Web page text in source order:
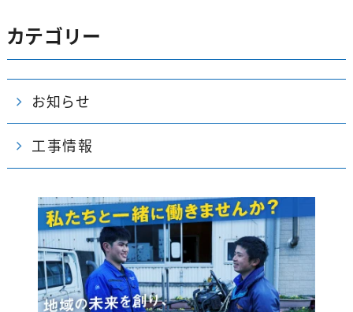
o
k
カテゴリー
お知らせ
工事情報